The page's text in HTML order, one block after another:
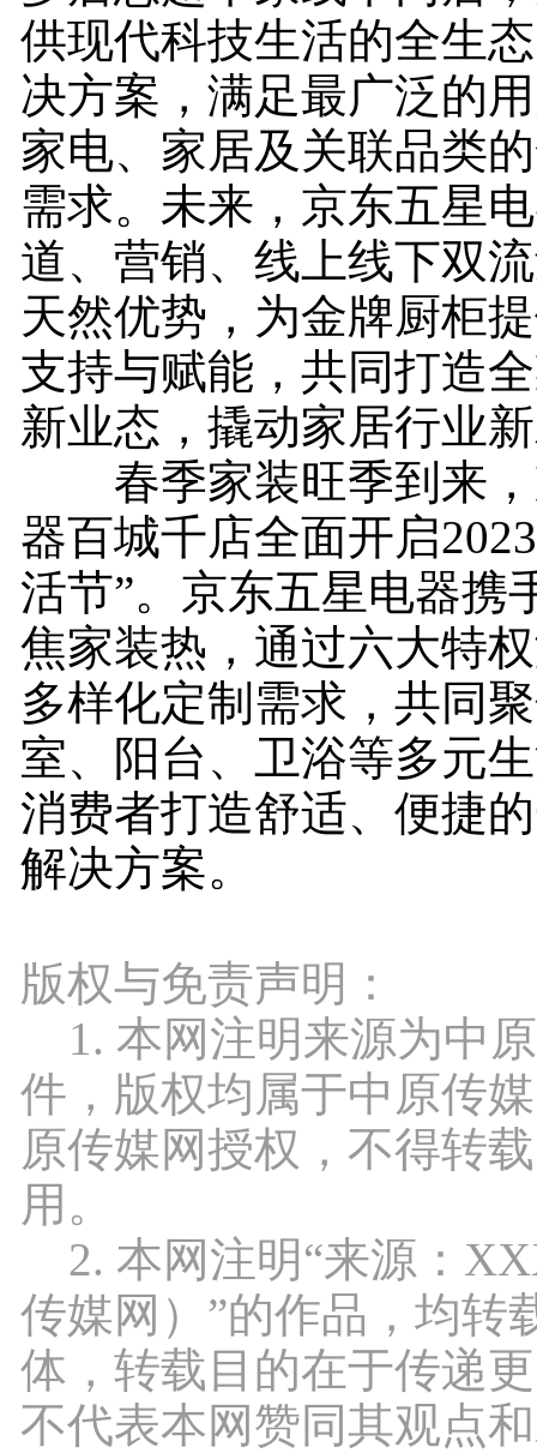
供现代科技生活的全生
决方案，满足最广泛的
家电、家居及关联品类
需求。未来，京东五星
道、营销、线上线下双
天然优势，为金牌厨柜
支持与赋能，共同打造
新业态，撬动家居行业
春季家装旺季到来，
器百城千店全面开启
活节”。京东五星电器携
焦家装热，通过六大特
多样化定制需求，共同
室、阳台、卫浴等多元
消费者打造舒适、便捷
解决方案。
版权与免责声明：
1. 本网注明来源为中
件，版权均属于中原传
原传媒网授权，不得转
用。
2. 本网注明“来源：
传媒网）”的作品，均转
体，转载目的在于传递
不代表本网赞同其观点